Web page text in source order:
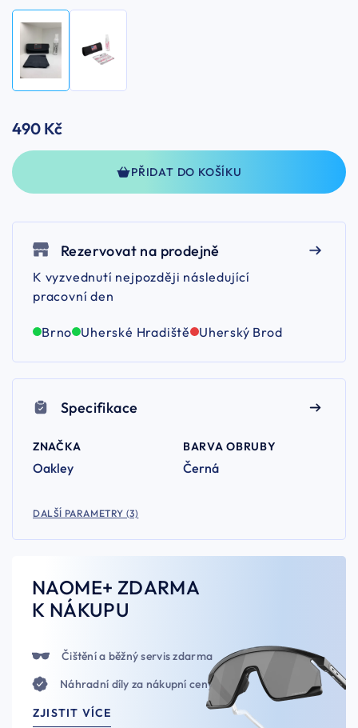
490 Kč
PŘIDAT DO KOŠÍKU
Rezervovat na prodejně
K vyzvednutí nejpozději následující
pracovní den
Brno Uherské Hradiště Uherský Brod
Specifikace
ZNAČKA
Oakley
BARVA OBRUBY
Černá
DALŠÍ PARAMETRY (3)
NAOME+ ZDARMA
K NÁKUPU
Čištění a běžný servis zdarma
Náhradní díly za nákupní ceny
ZJISTIT VÍCE